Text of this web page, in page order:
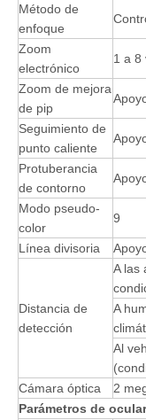
Método de
enfoque
Zoom
electrónico
1 a 8
Zoom de mejora
de pip
Seguimiento de
punto caliente
Protuberancia
de contorno
Modo pseudo-
color
9
Línea divisoria
Distancia de
detección
A las
A
Al
Cámara óptica
2
Parámetros de